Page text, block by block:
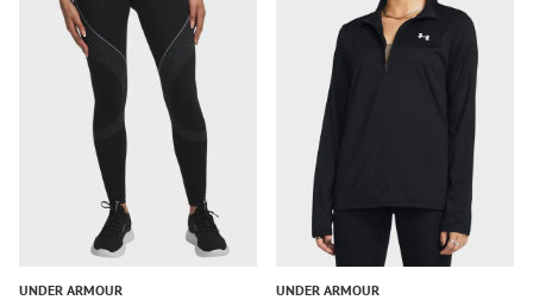
UNDER ARMOUR UNDER ARMOUR